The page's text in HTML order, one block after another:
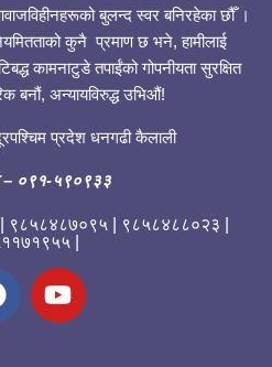
बुलन्द स्वर बनिरहेका छौँ ।
कुनै प्रमाण छ भने, हामीलाई
कामनाटुडे तपाईंको गोपनीयता सुरक्षित
बनौं, अन्यायविरुद्ध उभिऔं!
प्रदेश धनगढी कैलाली
– ०९१-५९०९३३
९८५८४८७०९५ | ९८५८४८८०२३ |
|